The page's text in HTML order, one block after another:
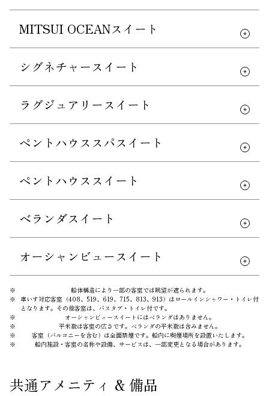
MITSUI OCEANスイート
シグネチャースイート
ラグジュアリースイート
ペントハウススパスイート
ペントハウススイート
ベランダスイート
オーシャンビュースイート
※
船体構造により一部の客室では眺望が遮られます。
※ 車いす対応客室（408、519、619、715、813、913）はロールインシャワー・トイレ付
となります。その他客室は、バスタブ・トイレ付です。
※
オーシャンビュースイートにはベランダはありません。
※
平米数は客室の広さです。ベランダの平米数は含みません。
※
客室（バルコニーを含む）は全面禁煙です。船内に喫煙場所を設置いたします。
※
船内施設・客室の名称や設備、サービスは、一部変更となる場合があります。
共通アメニティ & 備品